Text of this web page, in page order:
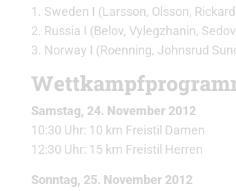
1. Sweden I (Larsson, Olsson,
2. Russia I (Belov, Vylegzhanin,
3. Norway I (Roenning, Johnsrud
Samstag, 24. November 2012
10:30 Uhr: 10 km Freistil Damen
12:30 Uhr: 15 km Freistil Herren
Sonntag, 25. November 2012